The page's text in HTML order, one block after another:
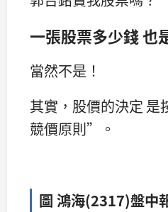
一張股票多少錢 也
當然不是！
其實，股價的決定
競價原則”。
圖 鴻海(2317)盤中